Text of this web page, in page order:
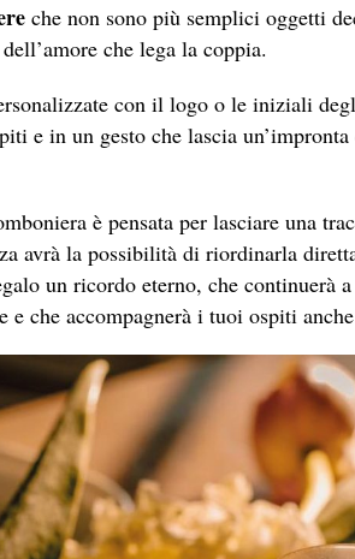
che non sono più semplici oggetti
che lega la coppia.
con il logo o le iniziali
e in un gesto che lascia
è pensata per lasciare una
avrà la possibilità di riordinarla
un ricordo eterno, che continuerà
e che accompagnerà i tuoi ospiti